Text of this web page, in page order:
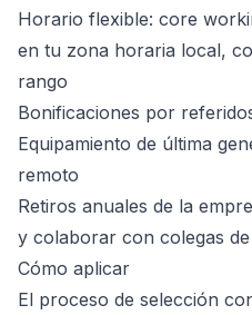
Horario flexible: core
en tu zona horaria local,
rango
Bonificaciones por
Equipamiento de última
remoto
Retiros anuales de la
y colaborar con colegas
Cómo aplicar
El proceso de selección